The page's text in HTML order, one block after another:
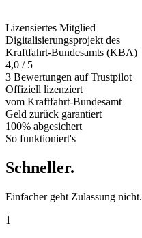
Lizensiertes Mitglied
Digitalisierungsprojekt des
Kraftfahrt-Bundesamts (KBA)
4,0 / 5
3 Bewertungen auf Trustpilot
Offiziell lizenziert
vom Kraftfahrt-Bundesamt
Geld zurück garantiert
100% abgesichert
So funktioniert's
Schneller.
Einfacher geht Zulassung nicht.
1